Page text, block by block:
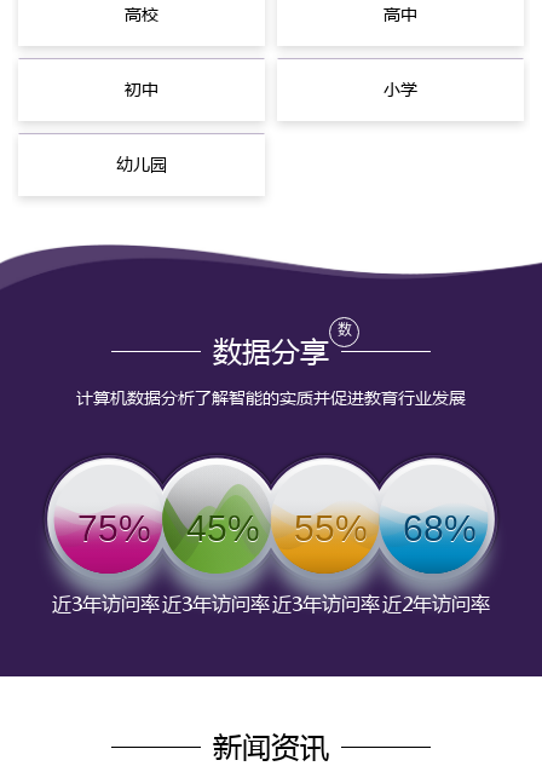
高校 高中
初中 小学
幼儿园
数据分享
数
计算机数据分析了解智能的实质并促进教育行业发展
近3年访问率近3年访问率近3年访问率近2年访问率
新闻资讯